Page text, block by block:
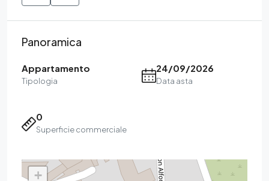
Panoramica
Appartamento
Tipologia
24/09/2026
Data asta
0
Superficie commerciale
+